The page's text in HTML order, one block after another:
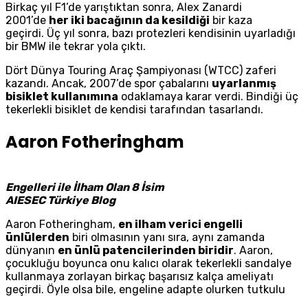
Birkaç yıl F1’de yarıştıktan sonra, Alex Zanardi
2001’de her iki bacağının da kesildiği bir kaza
geçirdi. Üç yıl sonra, bazı protezleri kendisinin uyarladığı
bir BMW ile tekrar yola çıktı.
Dört Dünya Touring Araç Şampiyonası (WTCC) zaferi
kazandı. Ancak, 2007’de spor çabalarını uyarlanmış
bisiklet kullanımına odaklamaya karar verdi. Bindiği üç
tekerlekli bisiklet de kendisi tarafından tasarlandı.
Aaron Fotheringham
Engelleri ile İlham Olan 8 İsim
AIESEC Türkiye Blog
Aaron Fotheringham, en ilham verici engelli
ünlülerden biri olmasının yanı sıra, aynı zamanda
dünyanın en ünlü patencilerinden biridir. Aaron,
çocukluğu boyunca onu kalıcı olarak tekerlekli sandalye
kullanmaya zorlayan birkaç başarısız kalça ameliyatı
geçirdi. Öyle olsa bile, engeline adapte olurken tutkulu